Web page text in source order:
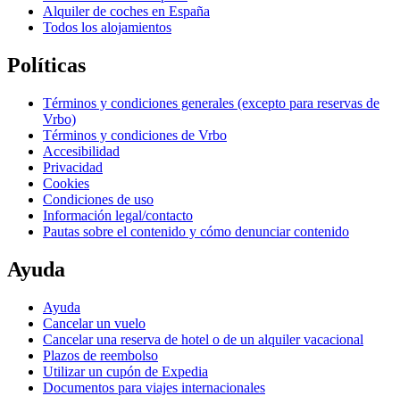
Alquiler de coches en España
Todos los alojamientos
Políticas
Términos y condiciones generales (excepto para reservas de
Vrbo)
Términos y condiciones de Vrbo
Accesibilidad
Privacidad
Cookies
Condiciones de uso
Información legal/contacto
Pautas sobre el contenido y cómo denunciar contenido
Ayuda
Ayuda
Cancelar un vuelo
Cancelar una reserva de hotel o de un alquiler vacacional
Plazos de reembolso
Utilizar un cupón de Expedia
Documentos para viajes internacionales